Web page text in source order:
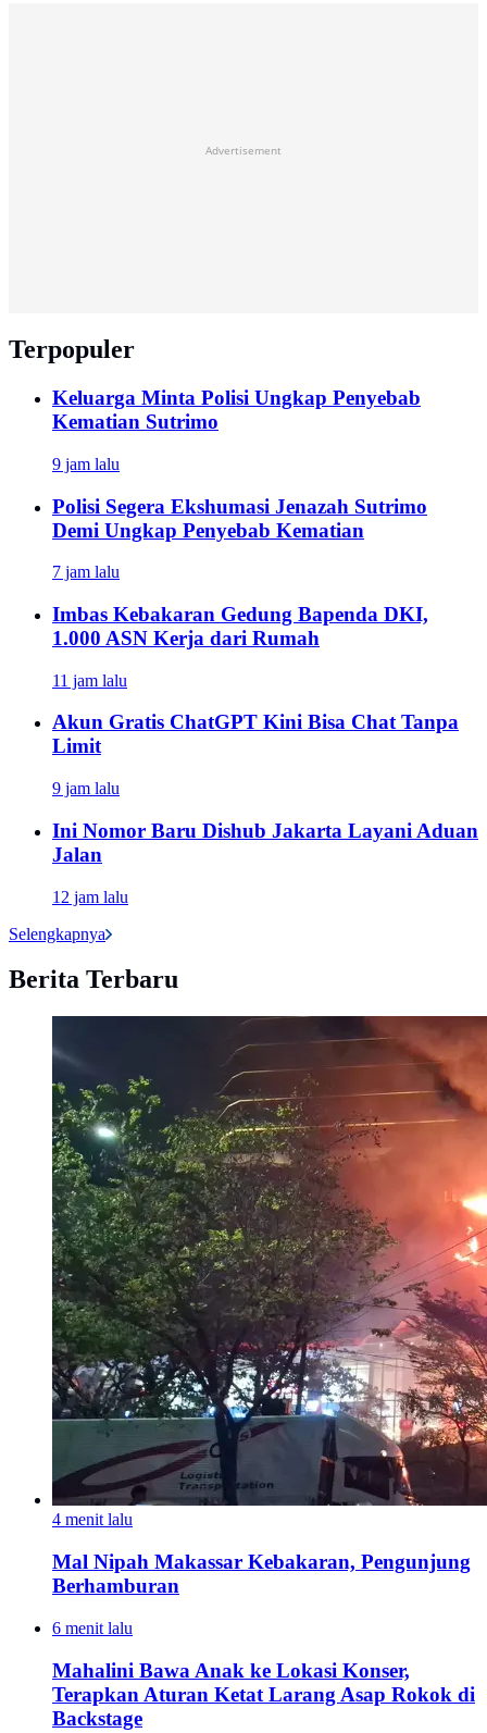
Advertisement
Terpopuler
Keluarga Minta Polisi Ungkap Penyebab
Kematian Sutrimo
9 jam lalu
Polisi Segera Ekshumasi Jenazah Sutrimo
Demi Ungkap Penyebab Kematian
7 jam lalu
Imbas Kebakaran Gedung Bapenda DKI,
1.000 ASN Kerja dari Rumah
11 jam lalu
Akun Gratis ChatGPT Kini Bisa Chat Tanpa
Limit
9 jam lalu
Ini Nomor Baru Dishub Jakarta Layani Aduan
Jalan
12 jam lalu
Selengkapnya
Berita Terbaru
4 menit lalu
Mal Nipah Makassar Kebakaran, Pengunjung
Berhamburan
6 menit lalu
Mahalini Bawa Anak ke Lokasi Konser,
Terapkan Aturan Ketat Larang Asap Rokok di
Backstage